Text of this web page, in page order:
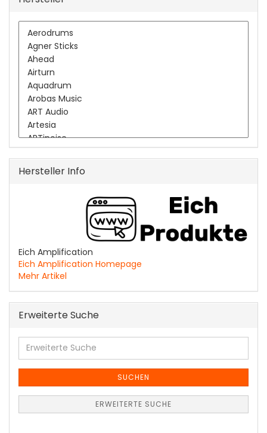
Hersteller Info
Eich Amplification
Eich Amplification Homepage
Mehr Artikel
Erweiterte Suche
Erweiterte
Suche
SUCHEN
ERWEITERTE SUCHE